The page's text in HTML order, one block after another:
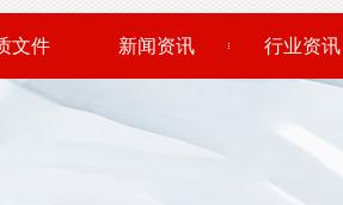
文件 新闻资讯 行业资讯